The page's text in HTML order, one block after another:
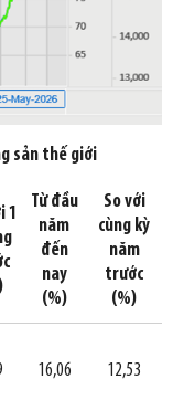
sản thế giới
1
Từ đầu
năm
đến
nay
(%)
So với
cùng kỳ
năm
trước
(%)
16,06 12,53